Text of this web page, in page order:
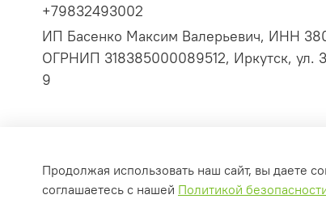
+79832493002
ИП Басенко Максим Валерьевич, ИНН
ОГРНИП 318385000089512, Иркутск, ул.
9
Продолжая использовать наш сайт, вы даете
соглашаетесь с нашей Политикой